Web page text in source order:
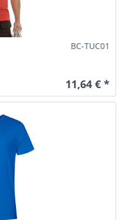
BC-TUC01
11,64 € *